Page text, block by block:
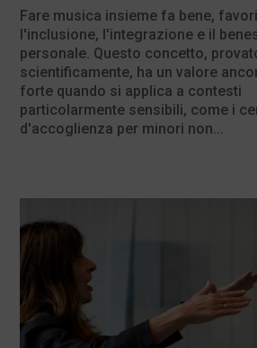
Fare musica insieme fa bene,
l'inclusione, l'integrazione e il
personale. Questo concetto,
scientificamente, ha un valore
forte quando si applica a contesti
particolarmente sensibili, come i
d'accoglienza per minori non...